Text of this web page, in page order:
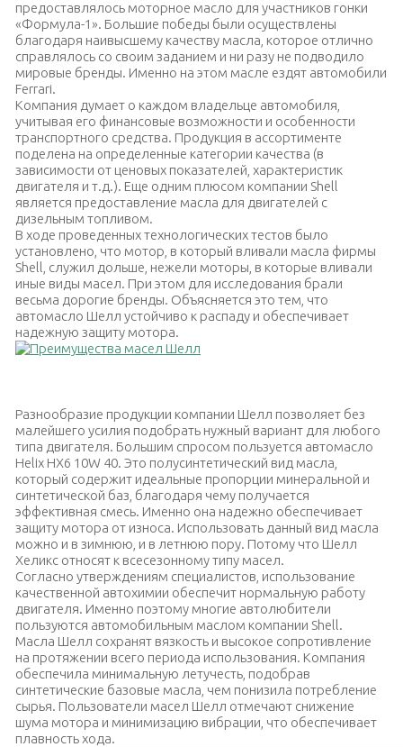
предоставлялось моторное масло для участников гонки
«Формула-1». Большие победы были осуществлены
благодаря наивысшему качеству масла, которое отлично
справлялось со своим заданием и ни разу не подводило
мировые бренды. Именно на этом масле ездят автомобили
Ferrari.
Компания думает о каждом владельце автомобиля,
учитывая его финансовые возможности и особенности
транспортного средства. Продукция в ассортименте
поделена на определенные категории качества (в
зависимости от ценовых показателей, характеристик
двигателя и т.д.). Еще одним плюсом компании Shell
является предоставление масла для двигателей с
дизельным топливом.
В ходе проведенных технологических тестов было
установлено, что мотор, в который вливали масла фирмы
Shell, служил дольше, нежели моторы, в которые вливали
иные виды масел. При этом для исследования брали
весьма дорогие бренды. Объясняется это тем, что
автомасло Шелл устойчиво к распаду и обеспечивает
надежную защиту мотора.
Разнообразие продукции компании Шелл позволяет без
малейшего усилия подобрать нужный вариант для любого
типа двигателя. Большим спросом пользуется автомасло
Helix HX6 10W 40. Это полусинтетический вид масла,
который содержит идеальные пропорции минеральной и
синтетической баз, благодаря чему получается
эффективная смесь. Именно она надежно обеспечивает
защиту мотора от износа. Использовать данный вид масла
можно и в зимнюю, и в летнюю пору. Потому что Шелл
Хеликс относят к всесезонному типу масел.
Согласно утверждениям специалистов, использование
качественной автохимии обеспечит нормальную работу
двигателя. Именно поэтому многие автолюбители
пользуются автомобильным маслом компании Shell.
Масла Шелл сохранят вязкость и высокое сопротивление
на протяжении всего периода использования. Компания
обеспечила минимальную летучесть, подобрав
синтетические базовые масла, чем понизила потребление
сырья. Пользователи масел Шелл отмечают снижение
шума мотора и минимизацию вибрации, что обеспечивает
плавность хода.